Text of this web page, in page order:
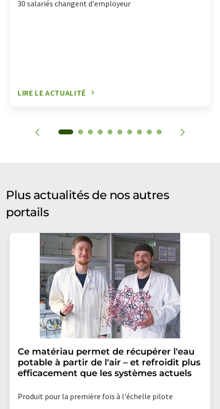
30 salariés changent d'employeur
LIRE LE ACTUALITÉ
Plus actualités de nos autres
portails
Ce matériau permet de récupérer l'eau
potable à partir de l'air – et refroidit plus
efficacement que les systèmes actuels
Produit pour la première fois à l'échelle pilote